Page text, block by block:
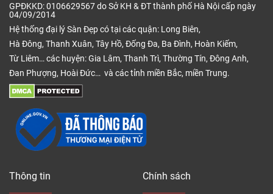
GPĐKKD: 0106629567 do Sở KH & ĐT thành phố Hà Nội cấp ngày
04/09/2014
Hệ thống đại lý Sàn Đẹp có tại các quận: Long Biên,
Hà Đông, Thanh Xuân, Tây Hồ, Đống Đa, Ba Đình, Hoàn Kiếm,
Từ Liêm… các huyện: Gia Lâm, Thanh Trì, Thường Tín, Đông Anh,
Đan Phượng, Hoài Đức… và các tỉnh miền Bắc, miền Trung.
Thông tin Chính sách